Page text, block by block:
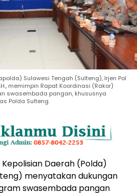
Sulawesi Tengah (Sulteng), Irjen Pol
memimpin Rapat Koordinasi (Rakor)
swasembada pangan, khususnya
Polda Sulteng.
Kepolisian Daerah (Polda)
menyatakan dukungan
swasembada pangan